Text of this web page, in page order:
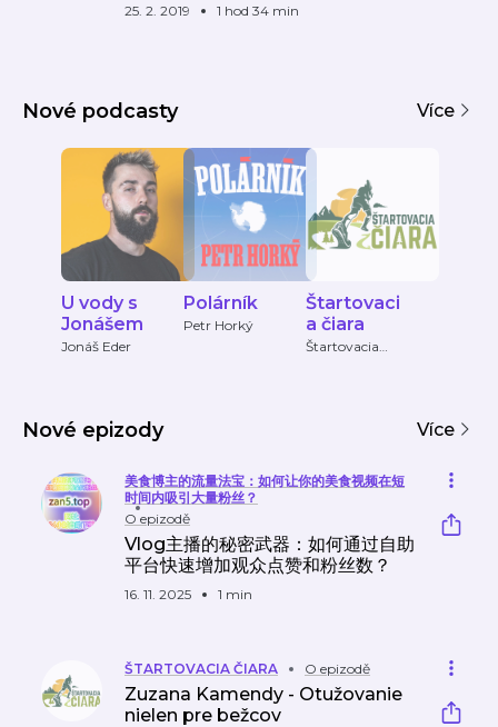
25. 2. 2019 1 hod 34 min
Nové podcasty Více
U vody s
Jonášem
Jonáš Eder
Polárník
Petr Horký
Štartovaci
a čiara
Štartovacia
Nové epizody Více
美食博主的流量法宝：如何让你的美食视频在短
时间内吸引大量粉丝？
O epizodě
Vlog主播的秘密武器：如何通过自助
平台快速增加观众点赞和粉丝数？
16. 11. 2025 1 min
ŠTARTOVACIA ČIARA O epizodě
Zuzana Kamendy - Otužovanie
nielen pre bežcov